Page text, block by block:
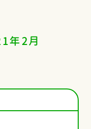
年2月